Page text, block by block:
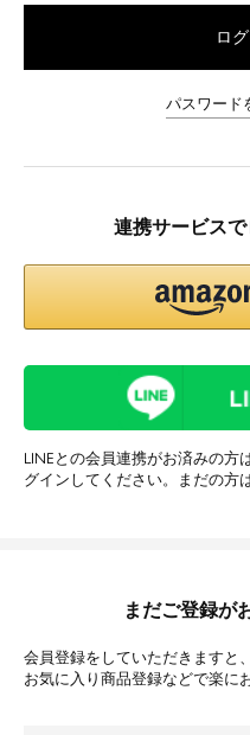
ロ
パスワード
連携サービス
LINEとの会員連携がお済みの方
グインしてください。まだの方は
まだご登録が
会員登録をしていただきますと
お気に入り商品登録などで楽に